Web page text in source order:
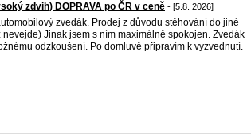
zdvih) DOPRAVA po ČR v ceně - [5.8. 2026]
zvedák. Prodej z důvodu stěhování do jiné
nevejde) Jinak jsem s ním maximálně spokojen. Zvedák
odzkoušení. Po domluvě připravím k vyzvednutí.